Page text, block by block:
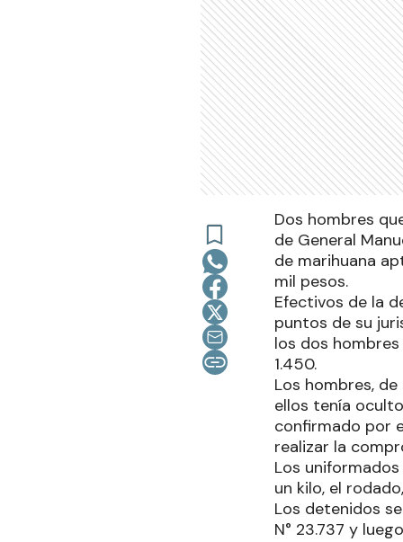
Dos hombres
de General
de marihuana
mil pesos.
Efectivos de la
puntos de su
los dos
1.450.
Los hombres,
ellos tenía
confirmado por
realizar la
Los
un kilo, el
Los detenidos
N° 23.737 y